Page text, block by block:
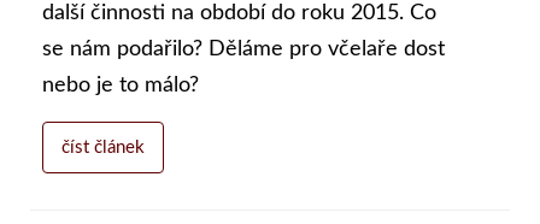
další činnosti na období do roku 2015. Co
se nám podařilo? Děláme pro včelaře dost
nebo je to málo?
číst článek